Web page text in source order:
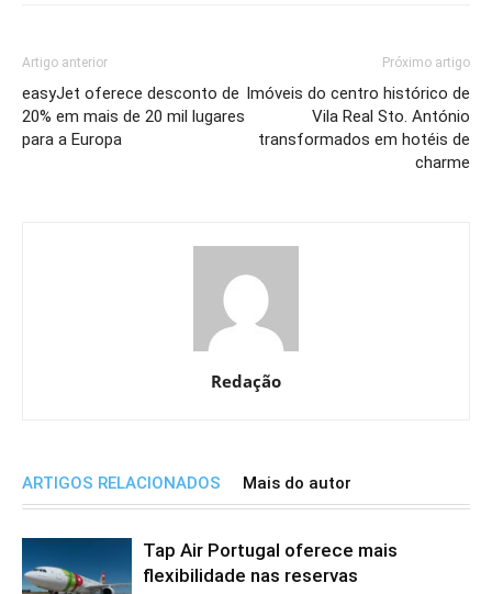
Artigo anterior
easyJet oferece desconto de
20% em mais de 20 mil lugares
para a Europa
Próximo artigo
Imóveis do centro histórico de
Vila Real Sto. António
transformados em hotéis de
charme
Redação
ARTIGOS RELACIONADOS Mais do autor
Tap Air Portugal oferece mais
flexibilidade nas reservas